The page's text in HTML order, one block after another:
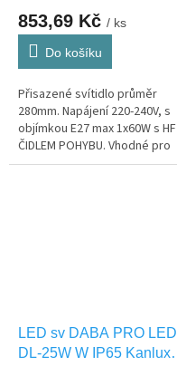
853,69 Kč / ks
Do košíku
Přisazené svítidlo průměr
280mm. Napájení 220-240V, s
objímkou E27 max 1x60W s HF
ČIDLEM POHYBU. Vhodné pro
VENKOVNÍ montáž IP44.
LED sv DABA PRO LED
DL-25W W IP65 Kanlux